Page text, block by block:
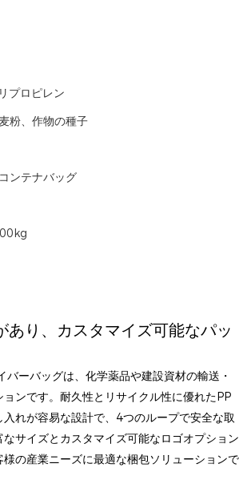
プロピレン
粉、作物の種子
ンテナバッグ
あり、カスタマイズ可能なパッ
バーバッグは、化学薬品や建設資材の輸送・
ンです。耐久性とリサイクル性に優れたPP
れが容易な設計で、4つのループで安全な取
なサイズとカスタマイズ可能なロゴオプション
の産業ニーズに最適な梱包ソリューションで